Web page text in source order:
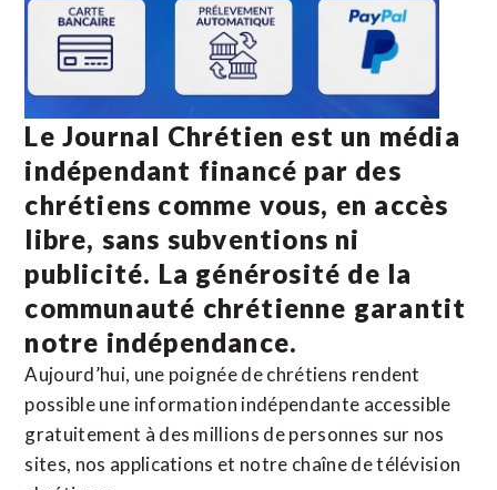
Le Journal Chrétien est un média
indépendant financé par des
chrétiens comme vous, en accès
libre, sans subventions ni
publicité. La générosité de la
communauté chrétienne garantit
notre indépendance.
Aujourd’hui, une poignée de chrétiens rendent
possible une information indépendante accessible
gratuitement à des millions de personnes sur nos
sites, nos applications et notre chaîne de télévision